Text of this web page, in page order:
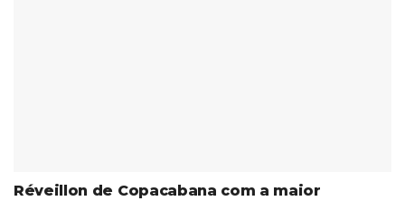
Réveillon de Copacabana com a maior